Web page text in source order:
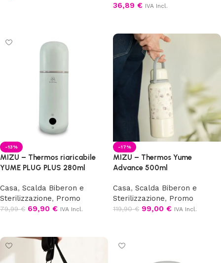
36,89 € IVA Incl.
-13%
MIZU – Thermos riaricabile
YUME PLUG PLUS 280ml
Casa, Scalda Biberon e
Sterilizzazione, Promo
79,99€ 69,90 € IVA Incl.
-17%
MIZU – Thermos Yume
Advance 500ml
Casa, Scalda Biberon e
Sterilizzazione, Promo
119,90€ 99,00 € IVA Incl.